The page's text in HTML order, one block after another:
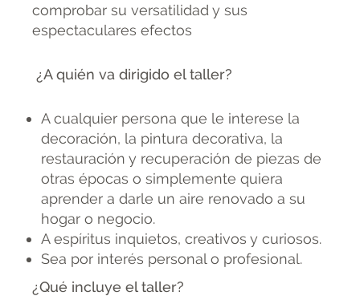
comprobar su versatilidad y sus
espectaculares efectos
¿A quién va dirigido el taller?
A cualquier persona que le interese la
decoración, la pintura decorativa, la
restauración y recuperación de piezas de
otras épocas o simplemente quiera
aprender a darle un aire renovado a su
hogar o negocio.
A espíritus inquietos, creativos y curiosos.
Sea por interés personal o profesional.
¿Qué incluye el taller?